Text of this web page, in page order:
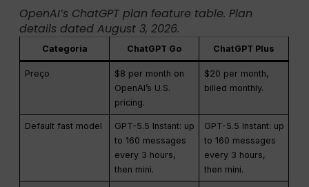
OpenAI’s ChatGPT plan feature table. Plan
details dated August 3, 2026.
Categoria ChatGPT Go ChatGPT Plus
Preço
$8 per month on
OpenAI’s U.S.
pricing.
$20 per month,
billed monthly.
Default fast model
GPT-5.5 Instant: up
to 160 messages
every 3 hours,
then mini.
GPT-5.5 Instant: up
to 160 messages
every 3 hours,
then mini.